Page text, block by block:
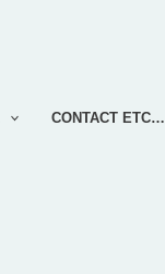
CONTACT ETC…